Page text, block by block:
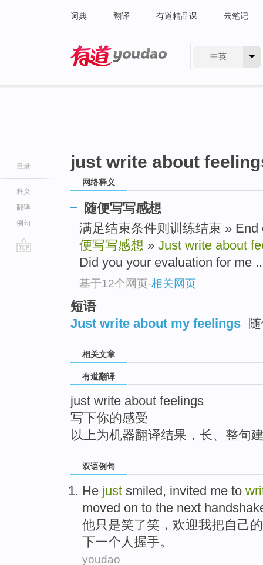
词典 翻译 有道精品课 云笔记
中英
目录
释义
翻译
例句
just write about
网络释义
随便写写感想
满足结束条件则训练结束 »
便写写感想 » Just write about
Did you your evaluation for me ..
基于12个网页-相关网页
短语
Just write about my feelings
相关文章
有道翻译
just write about feelings
写下你的感受
以上为机器翻译结果，长、整句
双语例句
He just smiled, invited me to
moved on to the next
他只是笑了笑 ， 欢迎我把自己的
下一个人握手。
youdao